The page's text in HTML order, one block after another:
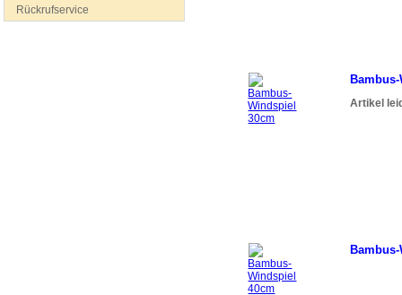
Artikel
Rückrufservice